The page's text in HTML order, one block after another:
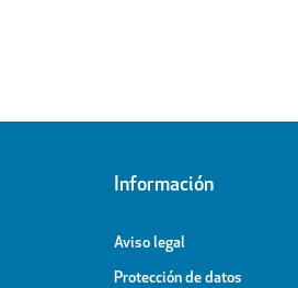
Información
Aviso legal
Protección de datos